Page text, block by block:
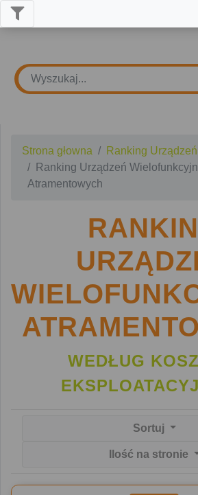
Strona głowna
Ranking
Ranking Urządzeń
Atramentowych
WEDŁUG
Sortuj
Ilość na stronie